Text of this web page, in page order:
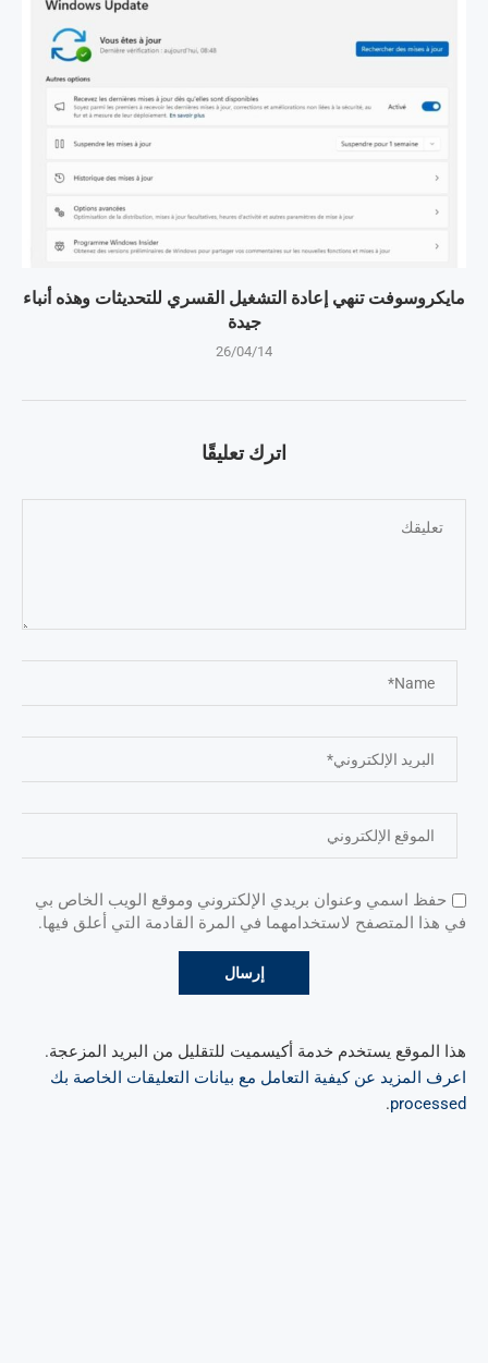
مايكروسوفت تنهي إعادة التشغيل القسري للتحديثات وهذه أنباء
جيدة
26/04/14
اترك تعليقًا
حفظ اسمي وعنوان بريدي الإلكتروني وموقع الويب الخاص بي
في هذا المتصفح لاستخدامهما في المرة القادمة التي أعلق فيها.
هذا الموقع يستخدم خدمة أكيسميت للتقليل من البريد المزعجة.
اعرف المزيد عن كيفية التعامل مع بيانات التعليقات الخاصة بك
processed
.